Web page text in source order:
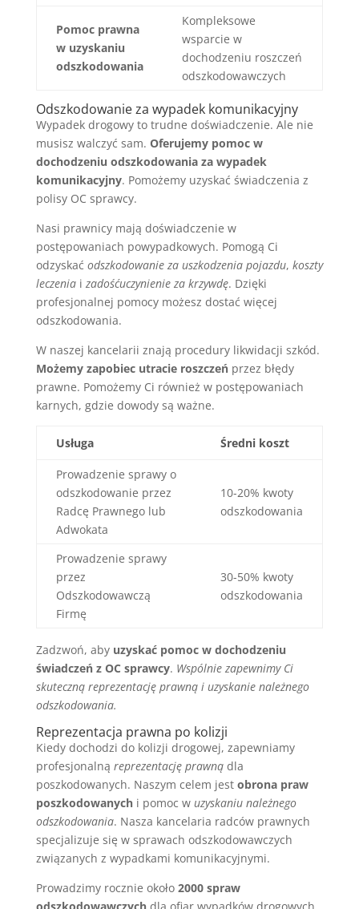
Pomoc prawna
w uzyskaniu
odszkodowania
Kompleksowe
wsparcie w
dochodzeniu roszczeń
odszkodowawczych
Odszkodowanie za wypadek komunikacyjny
Wypadek drogowy to trudne doświadczenie. Ale nie
musisz walczyć sam. Oferujemy pomoc w
dochodzeniu odszkodowania za wypadek
komunikacyjny. Pomożemy uzyskać świadczenia z
polisy OC sprawcy.
Nasi prawnicy mają doświadczenie w
postępowaniach powypadkowych. Pomogą Ci
odzyskać odszkodowanie za uszkodzenia pojazdu, koszty
leczeniai zadośćuczynienie za krzywdę. Dzięki
profesjonalnej pomocy możesz dostać więcej
odszkodowania.
W naszej kancelarii znają procedury likwidacji szkód.
Możemy zapobiec utracie roszczeńprzez błędy
prawne. Pomożemy Ci również w postępowaniach
karnych, gdzie dowody są ważne.
Usługa Średni koszt
Prowadzenie sprawy o
odszkodowanie przez
Radcę Prawnego lub
Adwokata
10-20% kwoty
odszkodowania
Prowadzenie sprawy
przez
Odszkodowawczą
Firmę
30-50% kwoty
odszkodowania
Zadzwoń, aby uzyskać pomoc w dochodzeniu
świadczeń z OC sprawcy. Wspólnie zapewnimy Ci
skuteczną reprezentację prawną i uzyskanie należnego
odszkodowania.
Reprezentacja prawna po kolizji
Kiedy dochodzi do kolizji drogowej, zapewniamy
profesjonalną reprezentację prawnądla
poszkodowanych. Naszym celem jest obrona praw
poszkodowanychi pomoc w uzyskaniu należnego
odszkodowania. Nasza kancelaria radców prawnych
specjalizuje się w sprawach odszkodowawczych
związanych z wypadkami komunikacyjnymi.
Prowadzimy rocznie około 2000 spraw